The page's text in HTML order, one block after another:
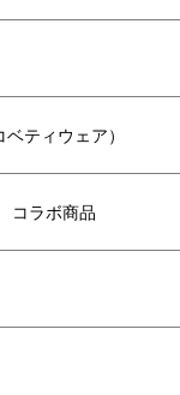
ティウェア）
コラボ商品